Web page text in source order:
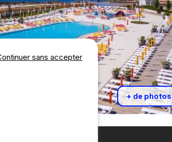
+ de photos
sans accepter